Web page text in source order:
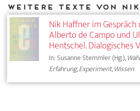
Nik Haffner im
Alberto de Campo und
Hentschel. Dialogisches
In: Susanne Stemmler (Hg.),
Erfahrung, Experiment, Wissen